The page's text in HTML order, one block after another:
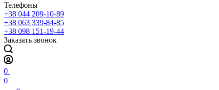
Телефоны
+38 044 209-10-89
+38 063 339-84-85
+38 098 151-19-44
Заказать звонок
0
0